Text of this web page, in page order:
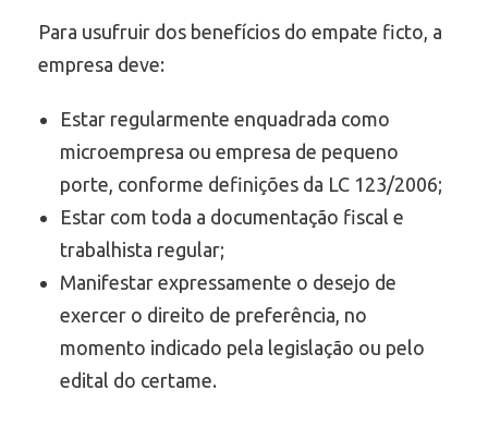
Para usufruir dos benefícios do empate ficto, a
empresa deve:
Estar regularmente enquadrada como
microempresa ou empresa de pequeno
porte, conforme definições da LC 123/2006;
Estar com toda a documentação fiscal e
trabalhista regular;
Manifestar expressamente o desejo de
exercer o direito de preferência, no
momento indicado pela legislação ou pelo
edital do certame.